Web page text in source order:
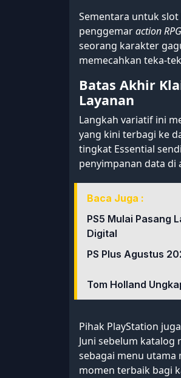
Sementara untuk
penggemaraction RPG
seorang karakter
memecahkan teka-
Batas Akhir
Layanan
Langkah variatif ini
yang kini terbagi ke
tingkat Essential
penyimpanan data di
Baca Juga :
PS5 Mulai Pasang
Digital
PS Plus Agustus
Tom Holland
Pihak PlayStation
Juni sebelum katalog
sebagai menu utama
momen terbaik bagi